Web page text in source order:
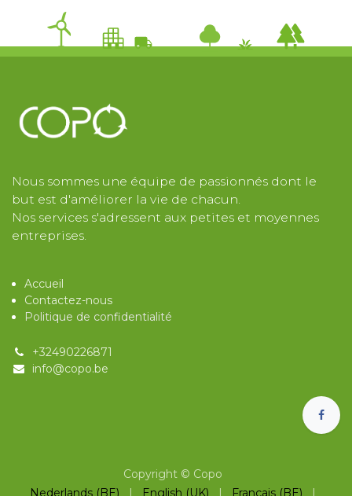
Nous sommes une équipe de passionnés dont le
but est d'améliorer la vie de chacun.
Nos services s'adressent aux petites et moyennes
entreprises.
Acc​ueil
Contactez-nous
Politique d​e confidentialité
+32​490226871
info@cop​o.be
Copyright © Copo
Nederlands (BE)
| English (UK) | Français (BE) |